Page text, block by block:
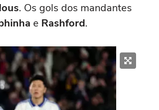
. Os gols dos mandantes
e Rashford.